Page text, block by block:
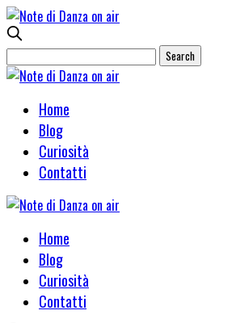
Home
Blog
Curiosità
Contatti
Home
Blog
Curiosità
Contatti